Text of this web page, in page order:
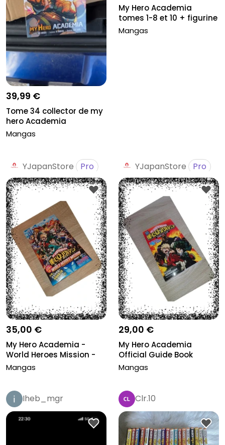
39,99 €
Tome 34 collector de my
hero Academia
Mangas
My Hero Academia
tomes 1-8 et 10 + figurine
Mangas
YJapanStore Pro
35,00 €
My Hero Academia -
World Heroes Mission -
Boku No...
Mangas
YJapanStore Pro
29,00 €
My Hero Academia
Official Guide Book
Ultimate Anim...
Mangas
Iheb_mgr Clr.10